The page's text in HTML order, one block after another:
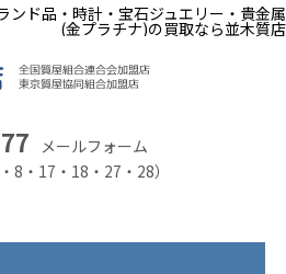
ンド品・時計・宝石ジュエリー・貴金属
(金プラチナ)の買取なら並木質店
メールフォーム
8・17・18・27・28）